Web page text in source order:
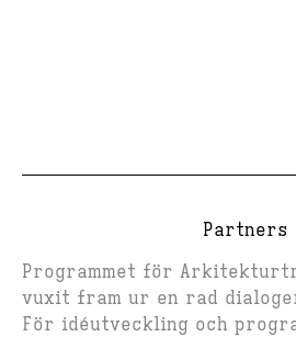
Partners
Programmet för
vuxit fram ur en rad
För idéutveckling och